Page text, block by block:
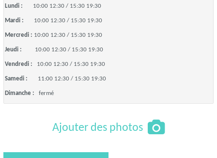
Lundi : 10:00 12:30 / 15:30 19:30
Mardi : 10:00 12:30 / 15:30 19:30
Mercredi : 10:00 12:30 / 15:30 19:30
Jeudi : 10:00 12:30 / 15:30 19:30
Vendredi : 10:00 12:30 / 15:30 19:30
Samedi : 11:00 12:30 / 15:30 19:30
Dimanche : fermé
Ajouter des photos